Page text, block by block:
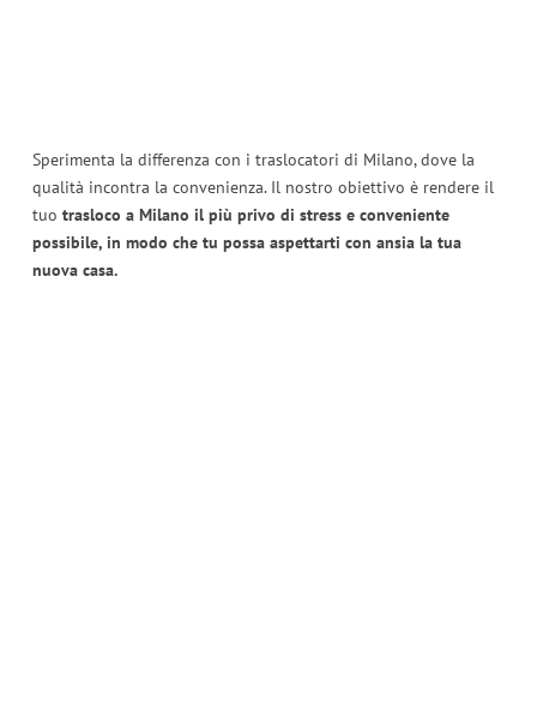
Sperimenta la differenza con i traslocatori di Milano, dove la
qualità incontra la convenienza. Il nostro obiettivo è rendere il
tuo trasloco a Milano il più privo di stress e conveniente
possibile, in modo che tu possa aspettarti con ansia la tua
nuova casa.